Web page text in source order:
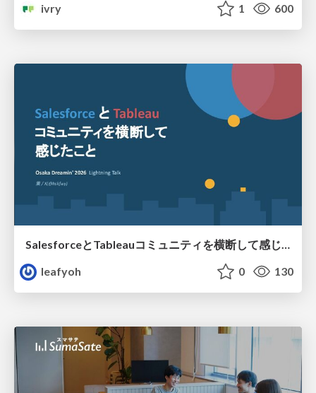
ivry
1 600
SalesforceとTableauコミュニティを横断して感じたこと（Osaka Dreamin）
leafyoh
0 130